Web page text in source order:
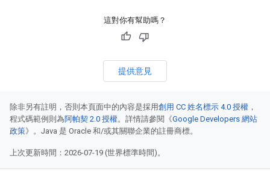
這對你有幫助嗎？
提供意見
除非另有註明，否則本頁面中的內容是採用創用 CC 姓名標示 4.0 授權 ，
程式碼範例則為阿帕契 2.0 授權。詳情請參閱《Google Developers 網站
政策》。Java 是 Oracle 和/或其關聯企業的註冊商標。
上次更新時間：2026-07-19 (世界標準時間)。